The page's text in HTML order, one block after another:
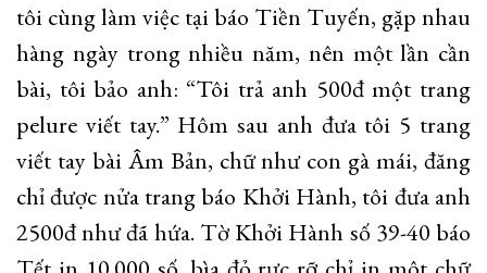
tôi cùng làm việc tại báo Tiền Tuyến, gặp nhau
hàng ngày trong nhiều năm, nên một lần cần
bài, tôi bảo anh: “Tôi trả anh 500đ một trang
pelure viết tay.” Hôm sau anh đưa tôi 5 trang
viết tay bài Âm Bản, chữ như con gà mái, đăng
chỉ được nửa trang báo Khởi Hành, tôi đưa anh
2500đ như đã hứa. Tờ Khởi Hành số 39-40 báo